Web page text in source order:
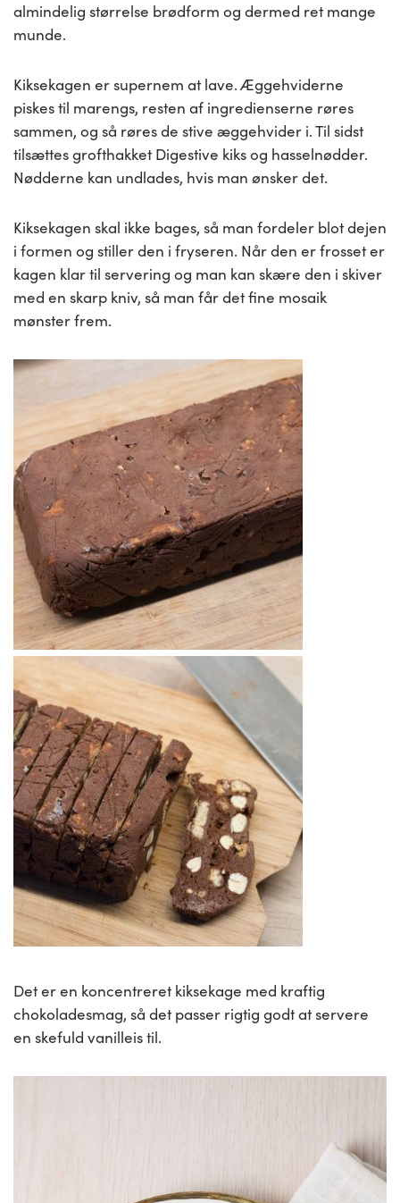
almindelig størrelse brødform og dermed ret mange
munde.
Kiksekagen er supernem at lave. Æggehviderne
piskes til marengs, resten af ingredienserne røres
sammen, og så røres de stive æggehvider i. Til sidst
tilsættes grofthakket Digestive kiks og hasselnødder.
Nødderne kan undlades, hvis man ønsker det.
Kiksekagen skal ikke bages, så man fordeler blot dejen
i formen og stiller den i fryseren. Når den er frosset er
kagen klar til servering og man kan skære den i skiver
med en skarp kniv, så man får det fine mosaik
mønster frem.
Det er en koncentreret kiksekage med kraftig
chokoladesmag, så det passer rigtig godt at servere
en skefuld vanilleis til.